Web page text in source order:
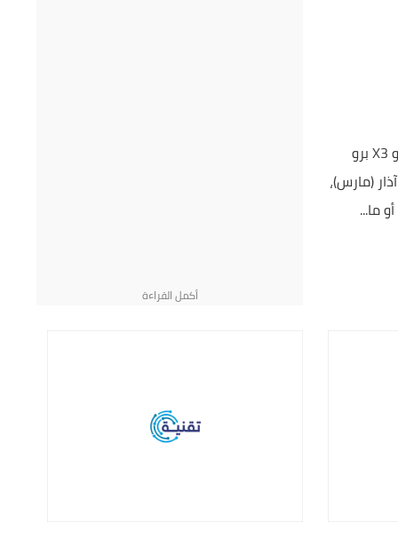
أطلقت شركة شاومي هاتف بوكو X3 برو
آذار (مارس)،
ما...